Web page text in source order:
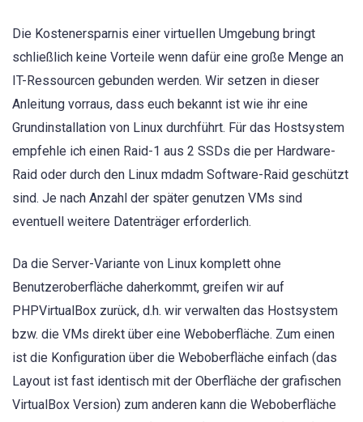
Die Kostenersparnis einer virtuellen Umgebung bringt
schließlich keine Vorteile wenn dafür eine große Menge an
IT-Ressourcen gebunden werden. Wir setzen in dieser
Anleitung vorraus, dass euch bekannt ist wie ihr eine
Grundinstallation von Linux durchführt. Für das Hostsystem
empfehle ich einen Raid-1 aus 2 SSDs die per Hardware-
Raid oder durch den Linux mdadm Software-Raid geschützt
sind. Je nach Anzahl der später genutzen VMs sind
eventuell weitere Datenträger erforderlich.
Da die Server-Variante von Linux komplett ohne
Benutzeroberfläche daherkommt, greifen wir auf
PHPVirtualBox zurück, d.h. wir verwalten das Hostsystem
bzw. die VMs direkt über eine Weboberfläche. Zum einen
ist die Konfiguration über die Weboberfläche einfach (das
Layout ist fast identisch mit der Oberfläche der grafischen
VirtualBox Version) zum anderen kann die Weboberfläche